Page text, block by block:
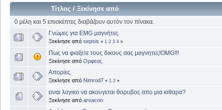
Τίτλος /Ξεκίνησε από
0 μέλη και 5 επισκέπτες διαβάζουν αυτόν τον πίνακα.
Γνώμες για EMG μαγνήτες
Ξεκίνησε από sepsis « 1 2 3 4 »
Πως να φιαξετε τους δικους σας μαγνητες!OMG!!!
Ξεκίνησε από Ορφεας
Απορίες.
Ξεκίνησε από Nimrod7 « 1 2 »
ειναι λογικο να ακουγεται θορυβος απο μια κιθαρα?
Ξεκίνησε από arvacon